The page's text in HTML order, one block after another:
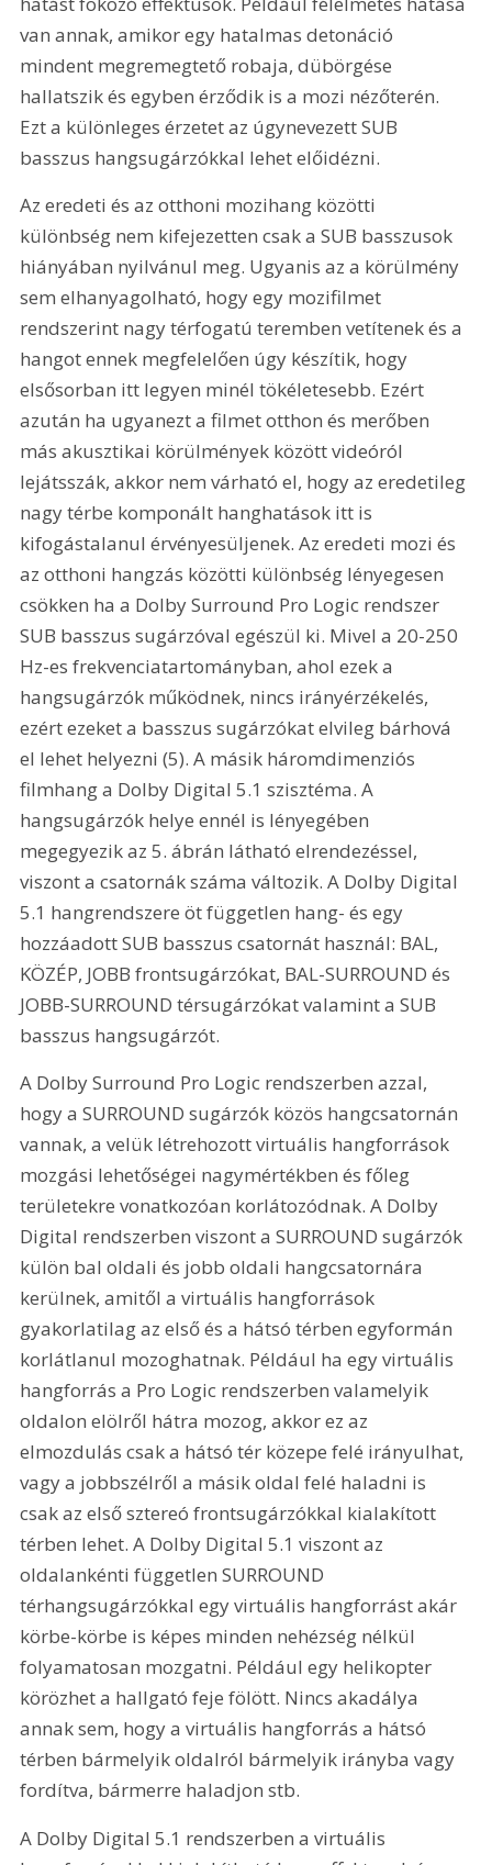
van annak, amikor egy hatalmas detonáció
mindent megremegtető robaja, dübörgése
hallatszik és egyben érződik is a mozi nézőterén.
Ezt a különleges érzetet az úgynevezett SUB
basszus hangsugárzókkal lehet előidézni.
Az eredeti és az otthoni mozihang közötti
különbség nem kifejezetten csak a SUB basszusok
hiányában nyilvánul meg. Ugyanis az a körülmény
sem elhanyagolható, hogy egy mozifilmet
rendszerint nagy térfogatú teremben vetítenek és a
hangot ennek megfelelően úgy készítik, hogy
elsősorban itt legyen minél tökéletesebb. Ezért
azután ha ugyanezt a filmet otthon és merőben
más akusztikai körülmények között videóról
lejátsszák, akkor nem várható el, hogy az eredetileg
nagy térbe komponált hanghatások itt is
kifogástalanul érvényesüljenek. Az eredeti mozi és
az otthoni hangzás közötti különbség lényegesen
csökken ha a Dolby Surround Pro Logic rendszer
SUB basszus sugárzóval egészül ki. Mivel a 20-250
Hz-es frekvenciatartományban, ahol ezek a
hangsugárzók működnek, nincs irányérzékelés,
ezért ezeket a basszus sugárzókat elvileg bárhová
el lehet helyezni (5). A másik háromdimenziós
filmhang a Dolby Digital 5.1 szisztéma. A
hangsugárzók helye ennél is lényegében
megegyezik az 5. ábrán látható elrendezéssel,
viszont a csatornák száma változik. A Dolby Digital
5.1 hangrendszere öt független hang- és egy
hozzáadott SUB basszus csatornát használ: BAL,
KÖZÉP, JOBB frontsugárzókat, BAL-SURROUND és
JOBB-SURROUND térsugárzókat valamint a SUB
basszus hangsugárzót.
A Dolby Surround Pro Logic rendszerben azzal,
hogy a SURROUND sugárzók közös hangcsatornán
vannak, a velük létrehozott virtuális hangforrások
mozgási lehetőségei nagymértékben és főleg
területekre vonatkozóan korlátozódnak. A Dolby
Digital rendszerben viszont a SURROUND sugárzók
külön bal oldali és jobb oldali hangcsatornára
kerülnek, amitől a virtuális hangforrások
gyakorlatilag az első és a hátsó térben egyformán
korlátlanul mozoghatnak. Például ha egy virtuális
hangforrás a Pro Logic rendszerben valamelyik
oldalon elölről hátra mozog, akkor ez az
elmozdulás csak a hátsó tér közepe felé irányulhat,
vagy a jobbszélről a másik oldal felé haladni is
csak az első sztereó frontsugárzókkal kialakított
térben lehet. A Dolby Digital 5.1 viszont az
oldalankénti független SURROUND
térhangsugárzókkal egy virtuális hangforrást akár
körbe-körbe is képes minden nehézség nélkül
folyamatosan mozgatni. Például egy helikopter
körözhet a hallgató feje fölött. Nincs akadálya
annak sem, hogy a virtuális hangforrás a hátsó
térben bármelyik oldalról bármelyik irányba vagy
fordítva, bármerre haladjon stb.
A Dolby Digital 5.1 rendszerben a virtuális